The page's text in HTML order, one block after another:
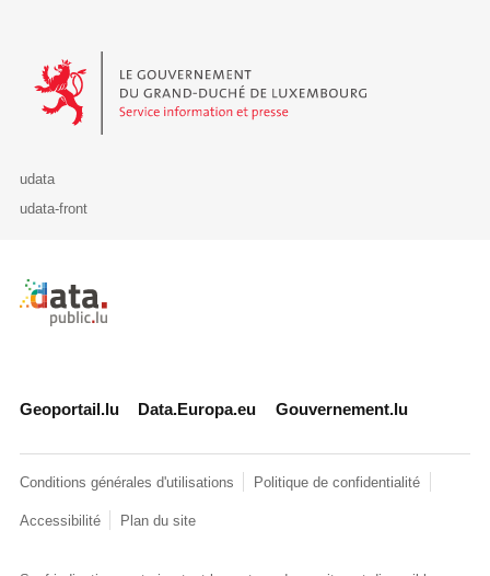
Le Gouvernement du Grand-Duché de Luxembourg - Service
udata
udata-front
Retour à l'accueil de data.public.lu
Geoportail.lu Data.Europa.eu Gouvernement.lu
Conditions générales d'utilisations Politique de confidentialité
Accessibilité Plan du site